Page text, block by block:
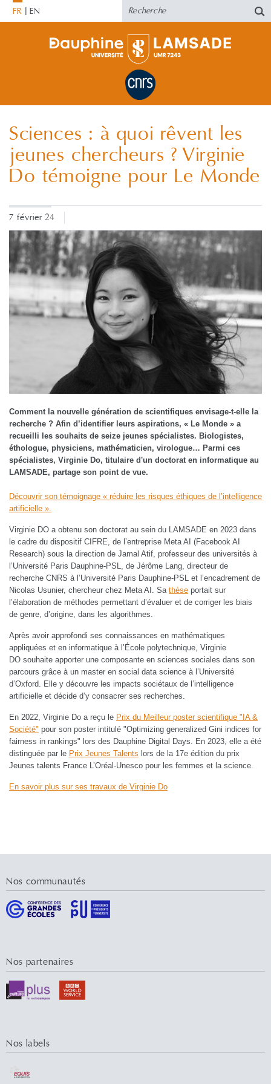
FR EN
Sciences : à quoi rêvent les
jeunes chercheurs ? Virginie
Do témoigne pour Le Monde
7 février 24
Comment la nouvelle génération de scientifiques envisage-t-elle la
recherche ? Afin d’identifier leurs aspirations, « Le Monde » a
recueilli les souhaits de seize jeunes spécialistes. Biologistes,
éthologue, physiciens, mathématicien, virologue… Parmi ces
spécialistes, Virginie Do, titulaire d'un doctorat en informatique au
LAMSADE, partage son point de vue.
Découvrir son témoignage « réduire les risques éthiques de l’intelligence
artificielle ».
Virginie DO a obtenu son doctorat au sein du LAMSADE en 2023 dans
le cadre du dispositif CIFRE, de l’entreprise Meta AI (Facebook AI
Research) sous la direction de Jamal Atif, professeur des universités à
l’Université Paris Dauphine-PSL, de Jérôme Lang, directeur de
recherche CNRS à l’Université Paris Dauphine-PSL et l’encadrement de
Nicolas Usunier, chercheur chez Meta AI. Sa thèse portait sur
l’élaboration de méthodes permettant d’évaluer et de corriger les biais
de genre, d’origine, dans les algorithmes.
Après avoir approfondi ses connaissances en mathématiques
appliquées et en informatique à l’École polytechnique, Virginie
DO souhaite apporter une composante en sciences sociales dans son
parcours grâce à un master en social data science à l’Université
d’Oxford. Elle y découvre les impacts sociétaux de l’intelligence
artificielle et décide d’y consacrer ses recherches.
En 2022, Virginie Do a reçu le Prix du Meilleur poster scientifique "IA &
Société" pour son poster intitulé "Optimizing generalized Gini indices for
fairness in rankings" lors des Dauphine Digital Days. En 2023, elle a été
distinguée par le Prix Jeunes Talents lors de la 17e édition du prix
Jeunes talents France L’Oréal-Unesco pour les femmes et la science.
En savoir plus sur ses travaux de Virginie Do
Nos communautés
Nos partenaires
Nos labels